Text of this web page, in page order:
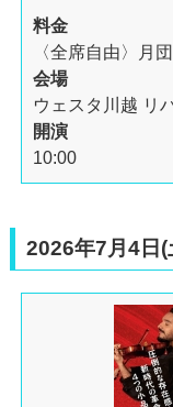
料金
〈全席自由〉月
会場
ウェスタ川越 リ
開演
10:00
2026年7月4日